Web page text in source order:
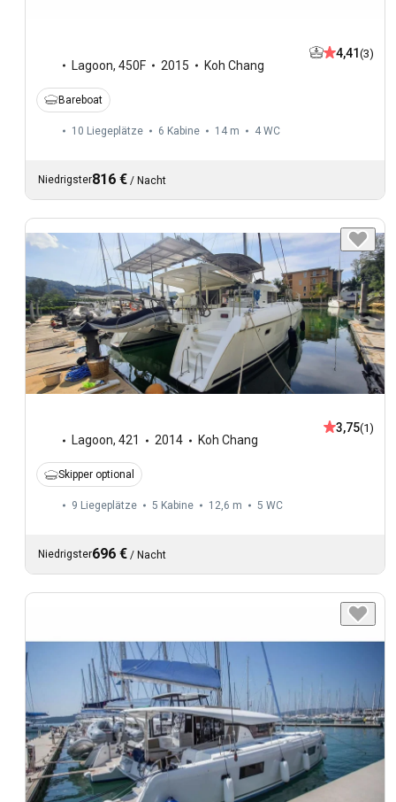
Lagoon, 450F 2015 Koh Chang
4,41 (3)
Bareboat
10 Liegeplätze 6 Kabine 14 m 4 WC
Niedrigster816 € / Nacht
Lagoon, 421 2014 Koh Chang
3,75(1)
Skipper optional
9 Liegeplätze 5 Kabine 12,6 m 5 WC
Niedrigster696 € / Nacht